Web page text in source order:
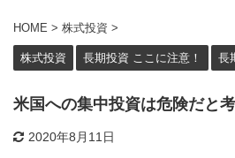
HOME > 株式投資 >
株式投資 長期投資 ここに注意！ 長
米国への集中投資は危険だと
2020年8月11日